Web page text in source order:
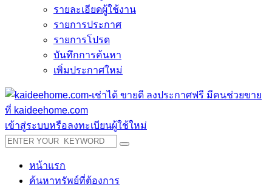
รายละเอียดผู้ใช้งาน
รายการประกาศ
รายการโปรด
บันทึกการค้นหา
เพิ่มประกาศใหม่
เข้าสู่ระบบหรือลงทะเบียนผู้ใช้ใหม่
หน้าแรก
ค้นหาทรัพย์ที่ต้องการ